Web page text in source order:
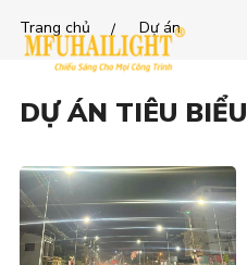
Trang chủ Dự án
DỰ ÁN TIÊU BIỂU